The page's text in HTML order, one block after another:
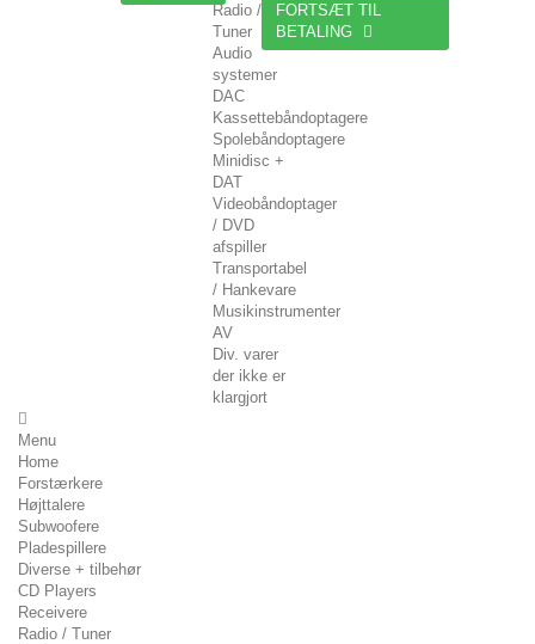
Radio /
Tuner
Audio
systemer
DAC
Kassettebåndoptagere
Spolebåndoptagere
Minidisc +
DAT
Videobåndoptager
/ DVD
afspiller
Transportabel
/ Hankevare
Musikinstrumenter
AV
Div. varer
der ikke er
klargjort
Menu
Home
Forstærkere
Højttalere
Subwoofere
Pladespillere
Diverse + tilbehør
CD Players
Receivere
Radio / Tuner
FORTSÆT TIL
BETALING